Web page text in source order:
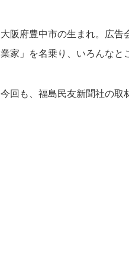
大阪府豊中市の生まれ。広告
業家」を名乗り、いろんなと
今回も、福島民友新聞社の取